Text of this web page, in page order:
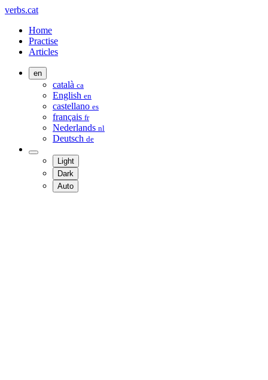
verbs.cat
Home
Practise
Articles
en
català ca
English en
castellano es
français fr
Nederlands nl
Deutsch de
Light
Dark
Auto